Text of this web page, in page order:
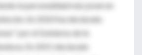
la personalidad más joven en
En 2010 fue declarado
por el Gobierno de la
En 2011 declarado